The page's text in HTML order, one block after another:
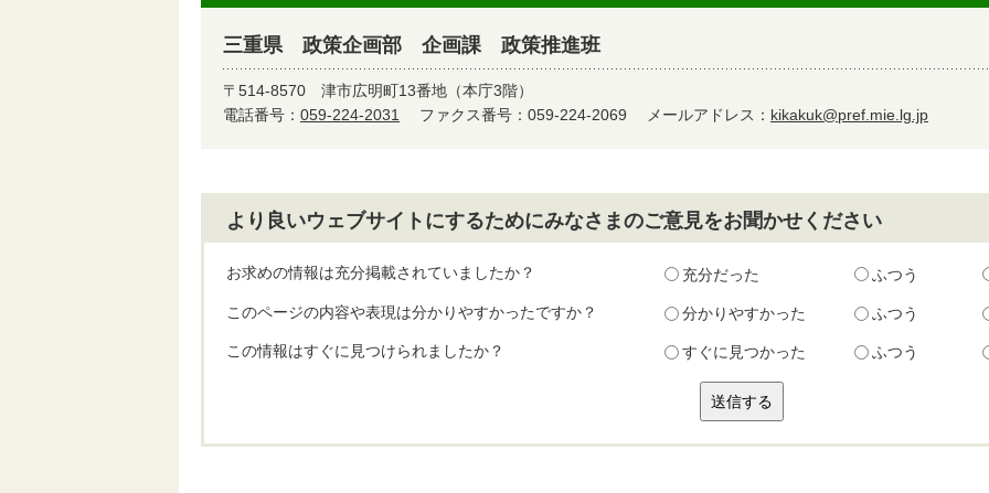
三重県 政策企画部 企画課 政策推進班
〒514-8570 津市広明町13番地（本庁3階）
電話番号： 059-224-2031 ファクス番号：059-224-2069 メールアドレス： kikakuk@pref.mie.lg.jp
より良いウェブサイトにするためにみなさまのご意見をお聞かせください
お求めの情報は充分掲載されていましたか？ 充分だった ふつう
このページの内容や表現は分かりやすかったですか？ 分かりやすかった ふつう
この情報はすぐに見つけられましたか？ すぐに見つかった ふつう